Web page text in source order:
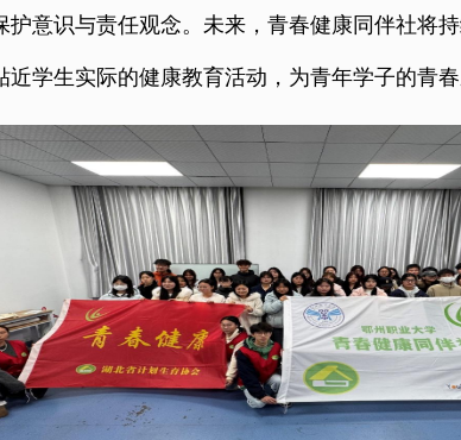
护意识与责任观念。未来，青春健康同伴社将
近学生实际的健康教育活动，为青年学子的青春